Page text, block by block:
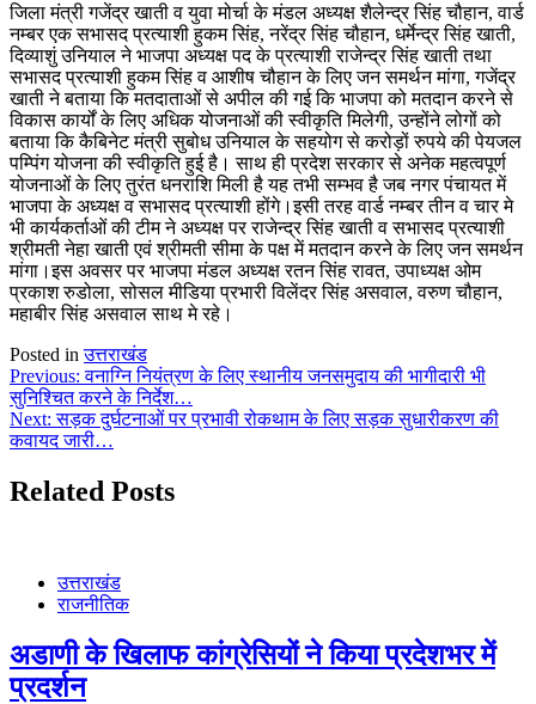
जिला मंत्री गजेंद्र खाती व युवा मोर्चा के मंडल अध्यक्ष शैलेन्द्र सिंह चौहान, वार्ड
नम्बर एक सभासद प्रत्याशी हुकम सिंह, नरेंद्र सिंह चौहान, धर्मेन्द्र सिंह खाती,
दिव्याशुं उनियाल ने भाजपा अध्यक्ष पद के प्रत्याशी राजेन्द्र सिंह खाती तथा
सभासद प्रत्याशी हुकम सिंह व आशीष चौहान के लिए जन समर्थन मांगा, गजेंद्र
खाती ने बताया कि मतदाताओं से अपील की गई कि भाजपा को मतदान करने से
विकास कार्यों के लिए अधिक योजनाओं की स्वीकृति मिलेगी, उन्होंने लोगों को
बताया कि कैबिनेट मंत्री सुबोध उनियाल के सहयोग से करोड़ों रुपये की पेयजल
पम्पिंग योजना की स्वीकृति हुई है। साथ ही प्रदेश सरकार से अनेक महत्वपूर्ण
योजनाओं के लिए तुरंत धनराशि मिली है यह तभी सम्भव है जब नगर पंचायत में
भाजपा के अध्यक्ष व सभासद प्रत्याशी होंगे।इसी तरह वार्ड नम्बर तीन व चार मे
भी कार्यकर्ताओं की टीम ने अध्यक्ष पर राजेन्द्र सिंह खाती व सभासद प्रत्याशी
श्रीमती नेहा खाती एवं श्रीमती सीमा के पक्ष में मतदान करने के लिए जन समर्थन
मांगा।इस अवसर पर भाजपा मंडल अध्यक्ष रतन सिंह रावत, उपाध्यक्ष ओम
प्रकाश रुडोला, सोसल मीडिया प्रभारी विलेंदर सिंह असवाल, वरुण चौहान,
महाबीर सिंह असवाल साथ मे रहे।
Posted inउत्तराखंड
Post
navigation
Previous: वनाग्नि नियंत्रण के लिए स्थानीय जनसमुदाय की भागीदारी भी
सुनिश्चित करने के निर्देश…
Next: सड़क दुर्घटनाओं पर प्रभावी रोकथाम के लिए सड़क सुधारीकरण की
कवायद जारी…
Related Posts
उत्तराखंड
राजनीतिक
अडाणी के खिलाफ कांग्रेसियों ने किया प्रदेशभर में
प्रदर्शन